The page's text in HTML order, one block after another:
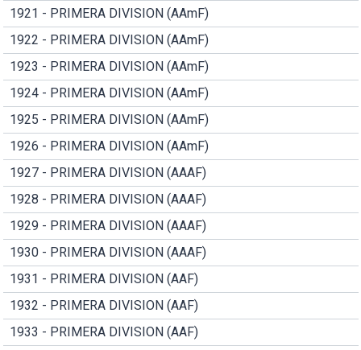
1921 - PRIMERA DIVISION (AAmF)
1922 - PRIMERA DIVISION (AAmF)
1923 - PRIMERA DIVISION (AAmF)
1924 - PRIMERA DIVISION (AAmF)
1925 - PRIMERA DIVISION (AAmF)
1926 - PRIMERA DIVISION (AAmF)
1927 - PRIMERA DIVISION (AAAF)
1928 - PRIMERA DIVISION (AAAF)
1929 - PRIMERA DIVISION (AAAF)
1930 - PRIMERA DIVISION (AAAF)
1931 - PRIMERA DIVISION (AAF)
1932 - PRIMERA DIVISION (AAF)
1933 - PRIMERA DIVISION (AAF)